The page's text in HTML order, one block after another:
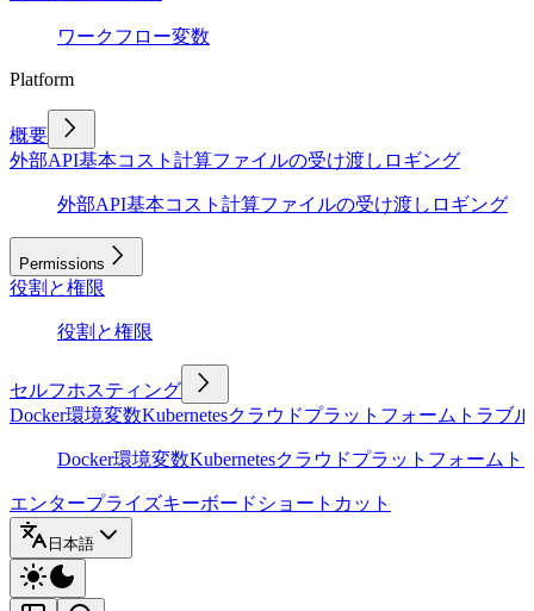
ワークフロー変数
Platform
概要
外部API基本コスト計算ファイルの受け渡し ロギング
外部API基本コスト計算ファイルの受け渡し ロギング
Permissions
役割と権限
役割と権限
セルフホスティング
Docker環境変数Kubernetesクラウドプラットフォーム トラブ
Docker環境変数Kubernetesクラウドプラットフォーム ト
エンタープライズキーボードショートカット
日本語